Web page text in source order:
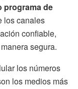
programa de
los canales
confiable,
segura.
los números
los medios más